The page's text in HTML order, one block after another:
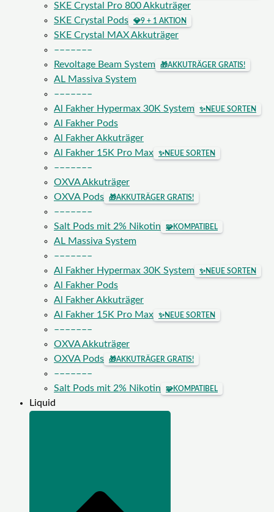
SKE Crystal Pro 800 Akkuträger
SKE Crystal Pods
💎9 + 1 AKTION
SKE Crystal MAX Akkuträger
–––––––
Revoltage Beam System
🎁AKKUTRÄGER GRATIS!
AL Massiva System
–––––––
Al Fakher Hypermax 30K System
✨NEUE SORTEN
Al Fakher Pods
Al Fakher Akkuträger
Al Fakher 15K Pro Max
✨NEUE SORTEN
–––––––
OXVA Akkuträger
OXVA Pods
🎁AKKUTRÄGER GRATIS!
–––––––
Salt Pods mit 2% Nikotin
🧩KOMPATIBEL
AL Massiva System
–––––––
Al Fakher Hypermax 30K System
✨NEUE SORTEN
Al Fakher Pods
Al Fakher Akkuträger
Al Fakher 15K Pro Max
✨NEUE SORTEN
–––––––
OXVA Akkuträger
OXVA Pods
🎁AKKUTRÄGER GRATIS!
–––––––
Salt Pods mit 2% Nikotin
🧩KOMPATIBEL
Liquid